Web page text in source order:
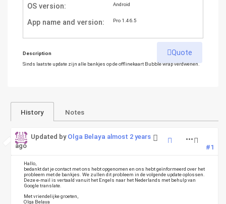
OS version: Android
App name and version: Pro 1.46.5
Quote
Description
Sinds laatste update zijn alle bankjes op de offlinekaart Bubble wrap verdwenen.
History Notes
Updated by Olga Belaya almost 2 years
ago
#1
Hallo,
bedankt dat je contact met ons hebt opgenomen en ons hebt geïnformeerd over het
probleem met de bankjes. We zullen dit probleem in de volgende update oplossen.
Deze e-mail is vertaald vanuit het Engels naar het Nederlands met behulp van
Google translate.
Met vriendelijke groeten,
Olga Belaya